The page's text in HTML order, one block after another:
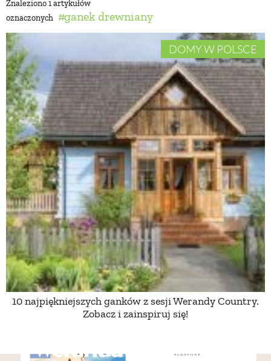
Znaleziono 1 artykułów
oznaczonych
ganek drewniany
DOMY W POLSCE
10 najpiękniejszych ganków z sesji Werandy Country.
Zobacz i zainspiruj się!
BUDUJEMY DOM
OGRÓD
WARZYWA I OWOCE
ROŚLINY OGRODOWE
PORADY
ZIELEŃ W DOMU
PROJEKTOWANIE OGRODU
NATURALNIE